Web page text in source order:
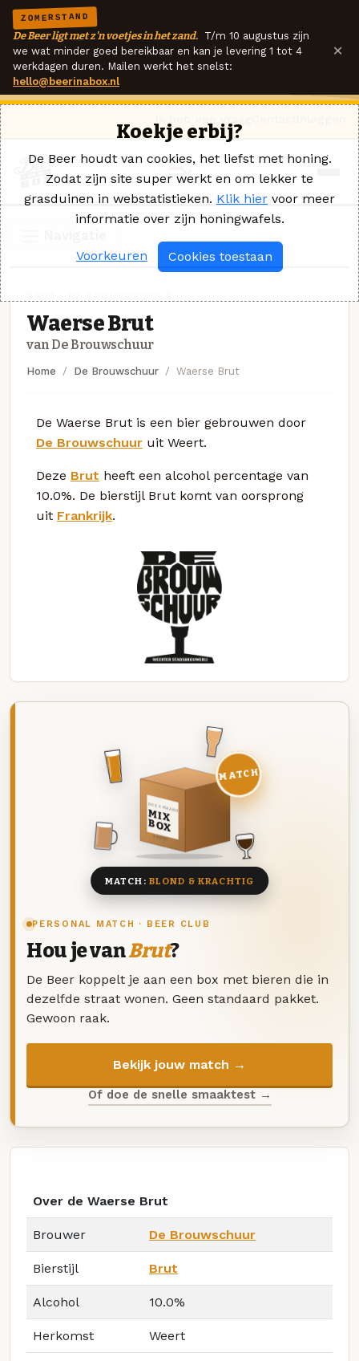
ZOMERSTAND
De Beer ligt met z'n voetjes in het zand. T/m 10 augustus zijn
we wat minder goed bereikbaar en kan je levering 1 tot 4
werkdagen duren. Mailen werkt het snelst:
hello@beerinabox.nl
×
Waerse Brut
van De Brouwschuur
Home De Brouwschuur Waerse Brut
De Waerse Brut is een bier gebrouwen door
De Brouwschuur uit Weert.
Deze Brut heeft een alcohol percentage van
10.0%. De bierstijl Brut komt van oorsprong
uit Frankrijk.
PERSONAL MATCH · BEER CLUB
Hou je vanBrut?
De Beer koppelt je aan een box met bieren die in
dezelfde straat wonen. Geen standaard pakket.
Gewoon raak.
Bekijk jouw match →
Of doe de snelle smaaktest →
DEZE MAAND
MIX
BOX
8 BIEREN
MATCH
MATCH: BLOND & KRACHTIG
Over de Waerse Brut
Brouwer De Brouwschuur
Bierstijl Brut
Alcohol 10.0%
Herkomst Weert
Koekje erbij?
De Beer houdt van cookies, het liefst met honing.
Zodat zijn site super werkt en om lekker te
grasduinen in webstatistieken. Klik hier voor meer
informatie over zijn honingwafels.
Voorkeuren Cookies toestaan